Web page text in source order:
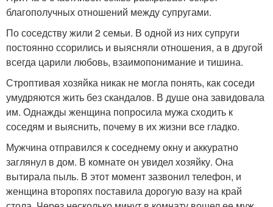
благополучных отношений между супругами.
По соседству жили 2 семьи. В одной из них супруги
постоянно ссорились и выясняли отношения, а в другой
всегда царили любовь, взаимопонимание и тишина.
Строптивая хозяйка никак не могла понять, как соседи
умудряются жить без скандалов. В душе она завидовала
им. Однажды женщина попросила мужа сходить к
соседям и выяснить, почему в их жизни все гладко.
Мужчина отправился к соседнему окну и аккуратно
заглянул в дом. В комнате он увидел хозяйку. Она
вытирала пыль. В этот момент зазвонил телефон, и
женщина второпях поставила дорогую вазу на край